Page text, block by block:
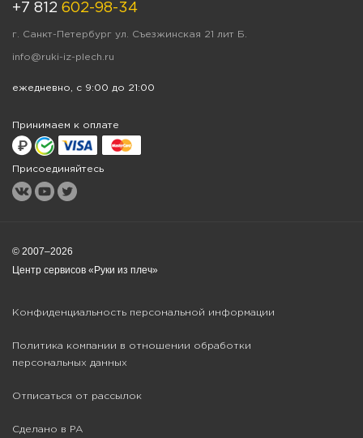
+7 812 602-98-34
г. Санкт-Петербург ул. Съезжинская 21 лит Б.
info@ruki-iz-plech.ru
ежедневно, с 9:00 до 21:00
Принимаем к оплате
Присоединяйтесь
© 2007–2026
Центр сервисов «Руки из плеч»
Конфиденциальность персональной информации
Политика компании в отношении обработки
персональных данных
Отписаться от рассылок
Сделано в РА